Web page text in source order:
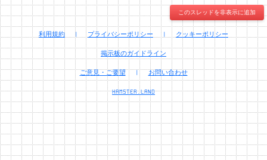
このスレッドを非表示に追加
利用規約 | プライバシーポリシー | クッキーポリシー
掲示板のガイドライン
ご意見・ご要望 | お問い合わせ
HAMSTER.LAND